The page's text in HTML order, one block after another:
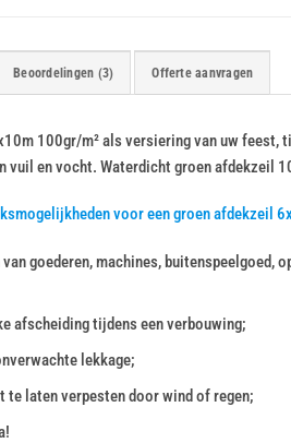
Beoordelingen (3) Offerte aanvragen
100gr/m² als versiering van uw feest,
vuil en vocht. Waterdicht groen afdekzeil
voor een groen afdekzeil
goederen, machines, buitenspeelgoed,
afscheiding tijdens een verbouwing;
lekkage;
laten verpesten door wind of regen;